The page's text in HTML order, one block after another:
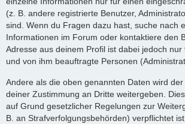
(z. B. andere registrierte Benutzer,
sind. Wenn du Fragen dazu hast, suche nach
Informationen im Forum oder kontaktiere den
Adresse aus deinem Profil ist dabei jedoch
und von ihm beauftragte Personen
Andere als die oben genannten Daten wird
deiner Zustimmung an Dritte weitergeben.
auf Grund gesetzlicher Regelungen zur
B. an Strafverfolgungsbehörden) verpflichtet